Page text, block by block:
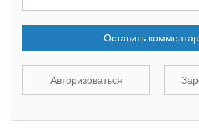
Оставить
Авторизоваться